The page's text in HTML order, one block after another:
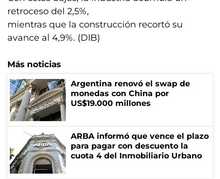
retroceso del 2,5%,
mientras que la construcción recortó su
avance al 4,9%. (DIB)
Más noticias
Argentina renovó el swap de
monedas con China por
US$19.000 millones
ARBA informó que vence el plazo
para pagar con descuento la
cuota 4 del Inmobiliario Urbano